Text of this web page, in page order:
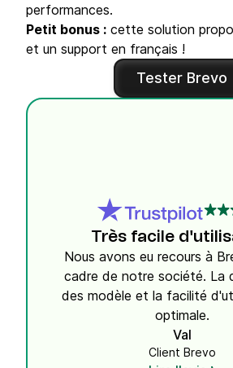
performances.
Petit bonus : cette solution
et un support en français !
Tester Brevo
Très facile
Nous avons eu recours à
cadre de notre société. La
des modèle et la facilité
optimale.
Val
Client Brevo